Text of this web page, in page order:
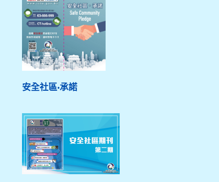
安全社區·承諾